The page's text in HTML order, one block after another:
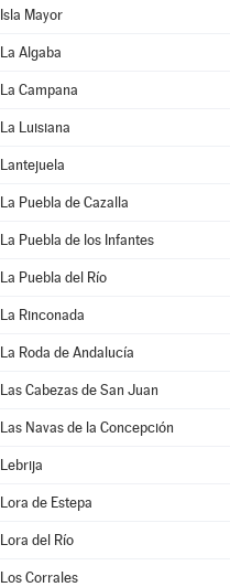
Isla Mayor
La Algaba
La Campana
La Luisiana
Lantejuela
La Puebla de Cazalla
La Puebla de los Infantes
La Puebla del Río
La Rinconada
La Roda de Andalucía
Las Cabezas de San Juan
Las Navas de la Concepción
Lebrija
Lora de Estepa
Lora del Río
Los Corrales